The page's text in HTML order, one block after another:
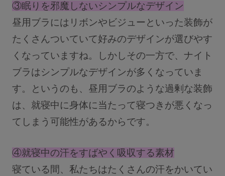
③眠りを邪魔しないシンプルなデザイン
昼用ブラにはリボンやビジューといった装飾が
たくさんついていて好みのデザインが選びやす
くなっていますね。しかしその一方で、ナイト
ブラはシンプルなデザインが多くなっていま
す。というのも、昼用ブラのような過剰な装飾
は、就寝中に身体に当たって寝つきが悪くなっ
てしまう可能性があるからです。
④就寝中の汗をすばやく吸収する素材
寝ている間、私たちはたくさんの汗をかいてい